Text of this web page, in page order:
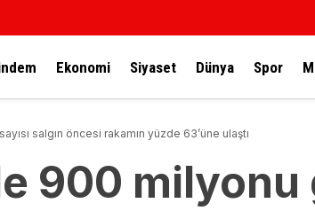
Ekonomi Siyaset Dünya Spor
salgın öncesi rakamın yüzde 63’üne ulaştı
900 milyonu